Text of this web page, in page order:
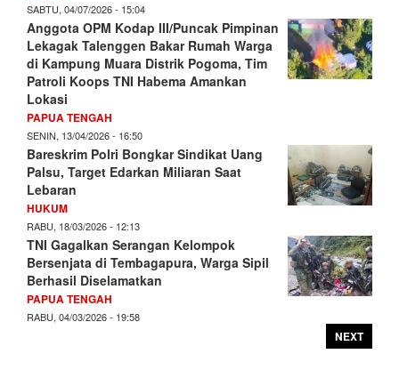
SABTU, 04/07/2026 - 15:04
Anggota OPM Kodap III/Puncak Pimpinan
Lekagak Talenggen Bakar Rumah Warga
di Kampung Muara Distrik Pogoma, Tim
Patroli Koops TNI Habema Amankan
Lokasi
PAPUA TENGAH
SENIN, 13/04/2026 - 16:50
Bareskrim Polri Bongkar Sindikat Uang
Palsu, Target Edarkan Miliaran Saat
Lebaran
HUKUM
RABU, 18/03/2026 - 12:13
TNI Gagalkan Serangan Kelompok
Bersenjata di Tembagapura, Warga Sipil
Berhasil Diselamatkan
PAPUA TENGAH
RABU, 04/03/2026 - 19:58
NEXT